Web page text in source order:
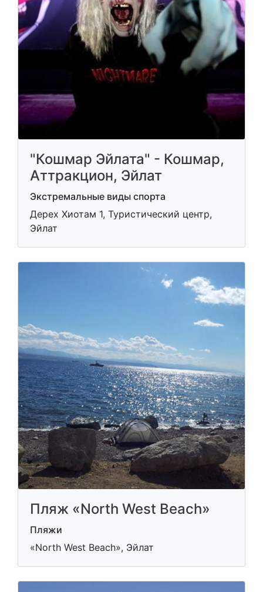
"Кошмар Эйлата" - Кошмар,
Аттракцион, Эйлат
Экстремальные виды спорта
Дерех Хиотам 1, Туристический центр,
Эйлат
Пляж «North West Beach»
Пляжи
«North West Beach», Эйлат